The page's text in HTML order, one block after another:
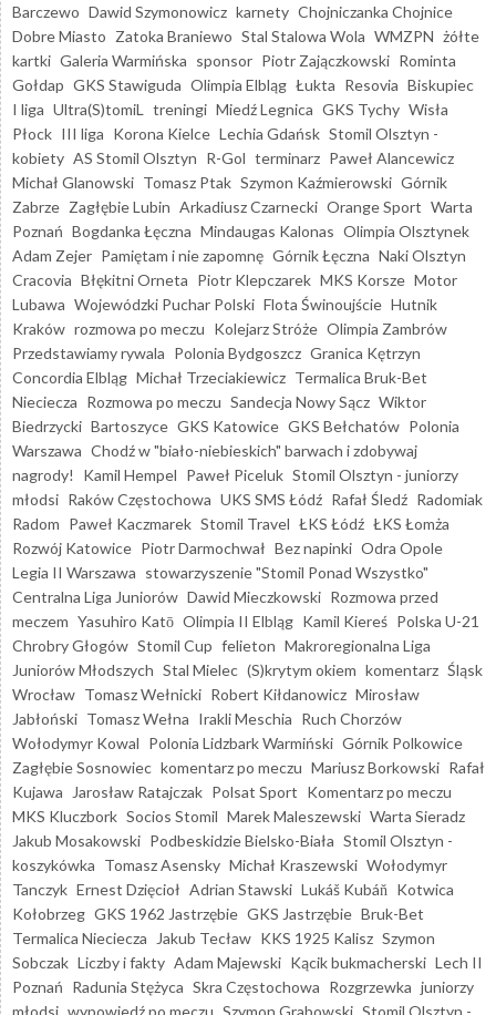
Barczewo Dawid Szymonowicz karnety Chojniczanka Chojnice
Dobre Miasto Zatoka Braniewo Stal Stalowa Wola WMZPN żółte
kartki Galeria Warmińska sponsor Piotr Zajączkowski Rominta
Gołdap GKS Stawiguda Olimpia Elbląg Łukta Resovia Biskupiec
I liga Ultra(S)tomiL treningi Miedź Legnica GKS Tychy Wisła
Płock III liga Korona Kielce Lechia Gdańsk Stomil Olsztyn -
kobiety AS Stomil Olsztyn R-Gol terminarz Paweł Alancewicz
Michał Glanowski Tomasz Ptak Szymon Kaźmierowski Górnik
Zabrze Zagłębie Lubin Arkadiusz Czarnecki Orange Sport Warta
Poznań Bogdanka Łęczna Mindaugas Kalonas Olimpia Olsztynek
Adam Zejer Pamiętam i nie zapomnę Górnik Łęczna Naki Olsztyn
Cracovia Błękitni Orneta Piotr Klepczarek MKS Korsze Motor
Lubawa Wojewódzki Puchar Polski Flota Świnoujście Hutnik
Kraków rozmowa po meczu Kolejarz Stróże Olimpia Zambrów
Przedstawiamy rywala Polonia Bydgoszcz Granica Kętrzyn
Concordia Elbląg Michał Trzeciakiewicz Termalica Bruk-Bet
Nieciecza Rozmowa po meczu Sandecja Nowy Sącz Wiktor
Biedrzycki Bartoszyce GKS Katowice GKS Bełchatów Polonia
Warszawa Chodź w "biało-niebieskich" barwach i zdobywaj
nagrody!
Kamil Hempel Paweł Piceluk Stomil Olsztyn - juniorzy
młodsi Raków Częstochowa UKS SMS Łódź Rafał Śledź Radomiak
Radom Paweł Kaczmarek Stomil Travel ŁKS Łódź ŁKS Łomża
Rozwój Katowice Piotr Darmochwał Bez napinki Odra Opole
Legia II Warszawa stowarzyszenie "Stomil Ponad Wszystko"
Centralna Liga Juniorów Dawid Mieczkowski Rozmowa przed
meczem Yasuhiro Katō Olimpia II Elbląg Kamil Kiereś Polska U-21
Chrobry Głogów Stomil Cup felieton Makroregionalna Liga
Juniorów Młodszych Stal Mielec (S)krytym okiem komentarz Śląsk
Wrocław Tomasz Wełnicki Robert Kiłdanowicz Mirosław
Jabłoński Tomasz Wełna Irakli Meschia Ruch Chorzów
Wołodymyr Kowal Polonia Lidzbark Warmiński Górnik Polkowice
Zagłębie Sosnowiec komentarz po meczu Mariusz Borkowski Rafał
Kujawa
Jarosław Ratajczak Polsat Sport Komentarz po meczu
MKS Kluczbork Socios Stomil Marek Maleszewski Warta Sieradz
Jakub Mosakowski Podbeskidzie Bielsko-Biała Stomil Olsztyn -
koszykówka Tomasz Asensky Michał Kraszewski Wołodymyr
Tanczyk Ernest Dzięcioł Adrian Stawski Lukáš Kubáň Kotwica
Kołobrzeg GKS 1962 Jastrzębie GKS Jastrzębie Bruk-Bet
Termalica Nieciecza
Jakub Tecław KKS 1925 Kalisz Szymon
Sobczak Liczby i fakty Adam Majewski Kącik bukmacherski Lech II
Poznań Radunia Stężyca Skra Częstochowa Rozgrzewka juniorzy
młodsi wypowiedź po meczu Szymon Grabowski Stomil Olsztyn -